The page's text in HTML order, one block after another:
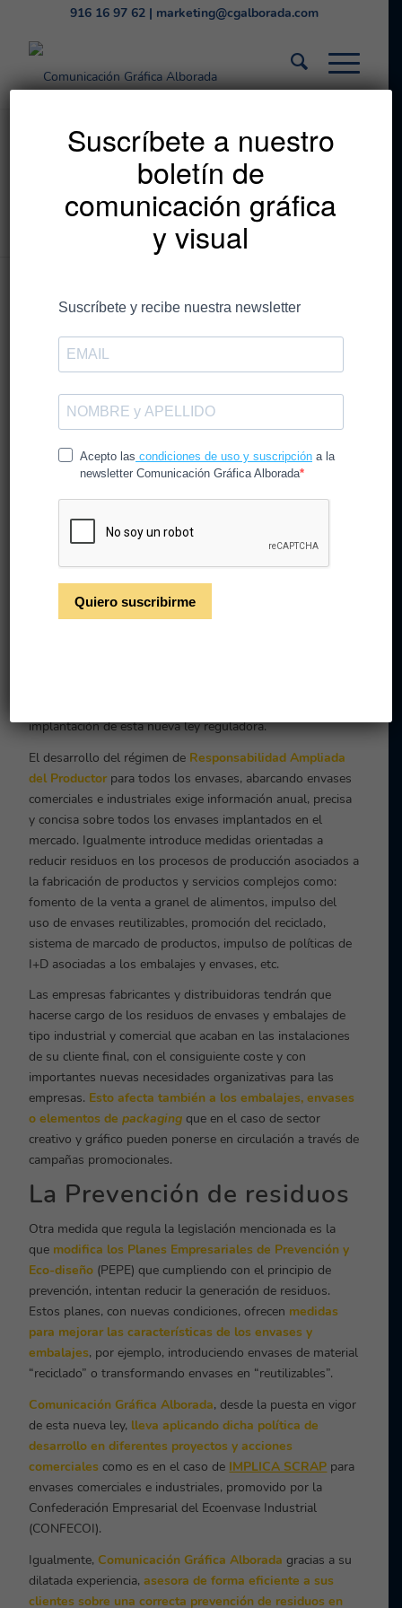
916 16 97 62| marketing@cgalborada.com
Normativa corporativa
europea sobre envases
y sus residuos
La actual normativa que entró en vigor hace ya algún
empresas del sector gráfico y creativo
estable
algunas nuevas actualizaciones regulatorias
entre las que destacan
Prevención de Residuos.
RAP. Responsabilidad
Ampliada del Productor
también conocida como Responsabilidad Extendida del
Productor, supone uncambio radical del modelo actual
de la gestión empresarialde residuos procedentes de
implantación de esta nueva ley reguladora.
El desarrollo del régimen de Responsabilidad Ampliada
del Productorpara todos los envases, abarcando envases
comerciales e industriales exige información anual, precisa
y concisa sobre todos los envases implantados en el
mercado. Igualmente introduce medidas orientadas a
reducir residuos en los procesos de producción asociados a
la fabricación de productos y servicios complejos como:
fomento de la venta a granel de alimentos, impulso del
uso de envases reutilizables, promoción del reciclado,
sistema de marcado de productos, impulso de políticas de
I+D asociadas a los embalajes y envases, etc.
Las empresas fabricantes y distribuidoras tendrán que
hacerse cargo de los residuos de envases y embalajes de
tipo industrial y comercial que acaban en las instalaciones
de su cliente final, con el consiguiente coste y con
importantes nuevas necesidades organizativas para las
empresas. Esto afecta también a los embalajes, envases
o elementos depackaging que en el caso de sector
creativo y gráfico pueden ponerse en circulación a través de
campañas promocionales.
La Prevención de residuos
Otra medida que regula la legislación mencionada es la
que modifica los Planes Empresariales de Prevención y
Eco-diseño (PEPE) que cumpliendo con el principio de
prevención, intentan reducir la generación de residuos.
Estos planes, con nuevas condiciones, ofrecen medidas
para mejorar las características de los envases y
embalajes, por ejemplo, introduciendo envases de material
“reciclado” o transformando envases en “reutilizables”.
Comunicación Gráfica Alborada, desde la puesta en vigor
de esta nueva ley, lleva aplicando dicha política de
desarrollo en diferentes proyectos y acciones
comerciales como es en el caso de IMPLICA SCRAP para
envases comerciales e industriales, promovido por la
Confederación Empresarial del Ecoenvase Industrial
(CONFECOI).
Igualmente, Comunicación Gráfica Alborada gracias a su
dilatada experiencia,asesora de forma eficiente a sus
clientes sobre una correcta prevención de residuos en
Suscríbete a nuestro
boletín de
comunicación gráfica
y visual